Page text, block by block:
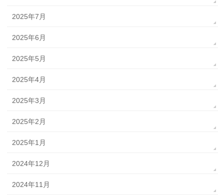
2025年7月
2025年6月
2025年5月
2025年4月
2025年3月
2025年2月
2025年1月
2024年12月
2024年11月